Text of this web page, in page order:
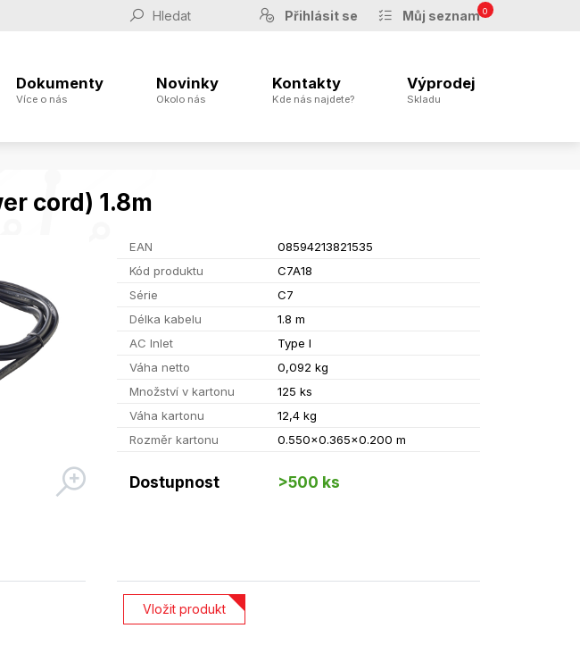
Přihlásit se Můj seznam 0
Dokumenty
Více o nás
Novinky
Okolo nás
Kontakty
Kde nás najdete?
Výprodej
Skladu
cord) 1.8m
EAN
08594213821535
Kód produktu
C7A18
Série
C7
Délka kabelu
1.8 m
AC Inlet
Type I
Váha netto
0,092 kg
Množství v kartonu
125 ks
Váha kartonu
12,4 kg
Rozměr kartonu
0.550x0.365x0.200 m
Dostupnost >500 ks
Vložit produkt